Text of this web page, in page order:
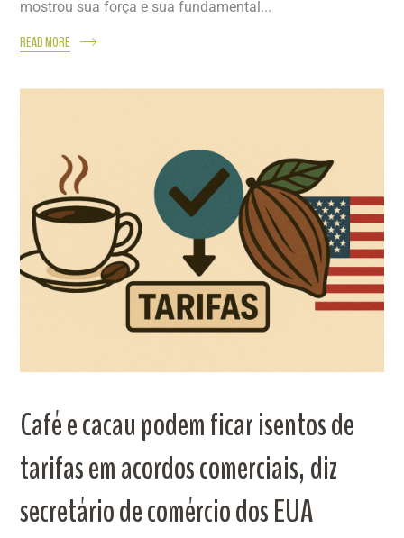
mostrou sua força e sua fundamental...
READ MORE
Café e cacau podem ficar isentos de
tarifas em acordos comerciais, diz
secretário de comércio dos EUA